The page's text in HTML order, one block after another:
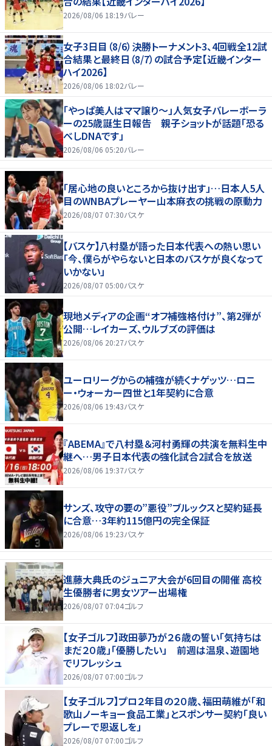
2026/08/06 18:19バレー
女子3日目（8/6）決勝トーナメント3、4回戦全12試
合結果と最終日（8/7）の試合予定【近畿インター
ハイ2026】
2026/08/06 18:02バレー
「やっぱ美人はママ譲り～」人気女子バレーボーラ
ーの25歳誕生日報告 親子ショットが話題「恐る
べしDNAです」
2026/08/06 05:20バレー
「居心地の良いところから抜け出す」…日本人5人
目のWNBAプレーヤー山本麻衣の挑戦の原動力
2026/08/07 07:30バスケ
【バスケ】八村塁が語った日本代表への熱い思い
「今、僕らがやらないと日本のバスケが良くなって
いかない」
2026/08/07 05:00バスケ
現地メディアの企画“オフ補強格付け”、第2弾が
公開…レイカーズ、ウルブズの評価は
2026/08/06 20:27バスケ
ユーロリーグからの補強が続くナゲッツ…ロニ
ー・ウォーカー四世と1年契約に合意
2026/08/06 19:43バスケ
『ABEMA』で八村塁＆河村勇輝の共演を無料生中
継へ…男子日本代表の強化試合2試合を放送
2026/08/06 19:37バスケ
サンズ、攻守の要の”悪役”ブルックスと契約延長
に合意…3年約115億円の完全保証
2026/08/06 19:23バスケ
進藤大典氏のジュニア大会が6回目の開催 高校
生優勝者に男女ツアー出場権
2026/08/07 07:04ゴルフ
【女子ゴルフ】政田夢乃が２６歳の誓い「気持ちは
まだ２０歳」「優勝したい」 前週は温泉、遊園地
でリフレッシュ
2026/08/07 07:00ゴルフ
【女子ゴルフ】プロ２年目の２０歳、福田萌維が「和
歌山ノーキョー食品工業」とスポンサー契約「良い
プレーで恩返しを」
2026/08/07 07:00ゴルフ